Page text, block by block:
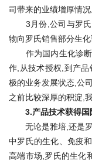
司带来的业绩增厚情况
3月份,公司与罗氏
物向罗氏销售部分生化
作为国内生化诊断
作,从技术授权,到产
极的业务发展状态,公
之前比较深厚的积淀,
3.产品技术获得国
无论是雅培,还是罗
中罗氏的生化、免疫
高端市场,罗氏的生化